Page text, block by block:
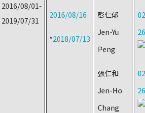
2016/08/01-
2019/07/31
2016/08/16
*2018/07/13
彭仁郁
Jen-Yu
Peng
張仁和
Jen-Ho
Chang